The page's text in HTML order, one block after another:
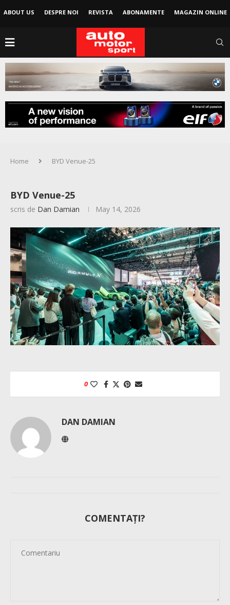
ABOUT US DESPRE NOI REVISTA ABONAMENTE MAGAZIN ONLINE
Home BYD Venue-25
BYD Venue-25
scris de Dan Damian May 14, 2026
0
DAN DAMIAN
COMENTAȚI?